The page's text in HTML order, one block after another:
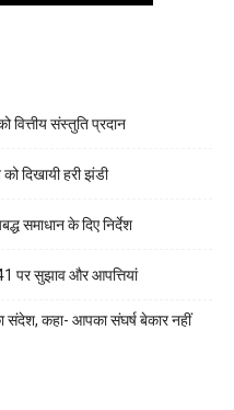
वित्तीय संस्तुति प्रदान
दिखायी हरी झंडी
समाधान के दिए निर्देश
पर सुझाव और आपत्तियां
संदेश, कहा- आपका संघर्ष बेकार नहीं